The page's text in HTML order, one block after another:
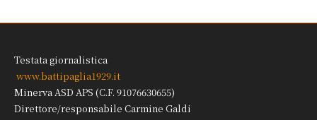
Testata giornalistica
www.battipaglia1929.it
Minerva ASD APS (C.F. 91076630655)
Direttore/responsabile Carmine Galdi